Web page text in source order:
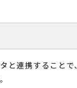
と連携すること